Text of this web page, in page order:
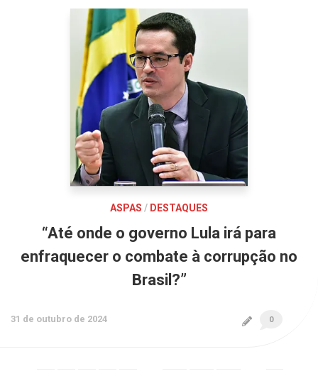
ASPAS / DESTAQUES
“Até onde o governo Lula irá para
enfraquecer o combate à corrupção no
Brasil?”
0
31 de outubro de 2024